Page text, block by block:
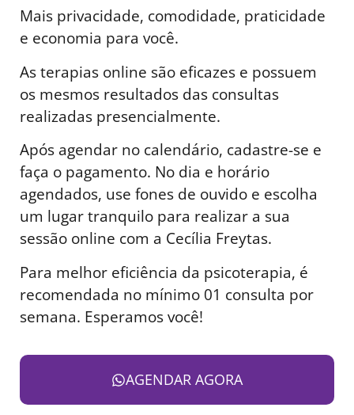
Mais privacidade, comodidade, praticidade
e economia para você.
As terapias online são eficazes e possuem
os mesmos resultados das consultas
realizadas presencialmente.
Após agendar no calendário, cadastre-se e
faça o pagamento. No dia e horário
agendados, use fones de ouvido e escolha
um lugar tranquilo para realizar a sua
sessão online com a Cecília Freytas.
Para melhor eficiência da psicoterapia, é
recomendada no mínimo 01 consulta por
semana. Esperamos você!
AGENDAR AGORA